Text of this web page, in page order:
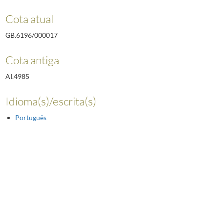
Cota atual
GB.6196/000017
Cota antiga
AI.4985
Idioma(s)/escrita(s)
Português